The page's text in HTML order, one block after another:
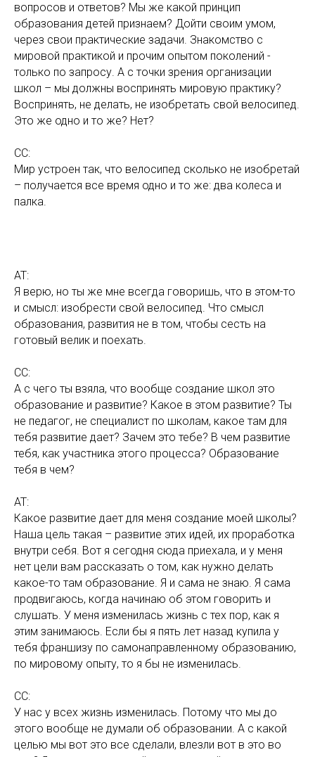
вопросов и ответов? Мы же какой принцип
образования детей признаем? Дойти своим умом,
через свои практические задачи. Знакомство с
мировой практикой и прочим опытом поколений -
только по запросу. А с точки зрения организации
школ – мы должны воспринять мировую практику?
Воспринять, не делать, не изобретать свой велосипед.
Это же одно и то же? Нет?
СС:
Мир устроен так, что велосипед сколько не изобретай
– получается все время одно и то же: два колеса и
палка.
АТ:
Я верю, но ты же мне всегда говоришь, что в этом-то
и смысл: изобрести свой велосипед. Что смысл
образования, развития не в том, чтобы сесть на
готовый велик и поехать.
СС:
А с чего ты взяла, что вообще создание школ это
образование и развитие? Какое в этом развитие? Ты
не педагог, не специалист по школам, какое там для
тебя развитие дает? Зачем это тебе? В чем развитие
тебя, как участника этого процесса? Образование
тебя в чем?
АТ:
Какое развитие дает для меня создание моей школы?
Наша цель такая – развитие этих идей, их проработка
внутри себя. Вот я сегодня сюда приехала, и у меня
нет цели вам рассказать о том, как нужно делать
какое-то там образование. Я и сама не знаю. Я сама
продвигаюсь, когда начинаю об этом говорить и
слушать. У меня изменилась жизнь с тех пор, как я
этим занимаюсь. Если бы я пять лет назад купила у
тебя франшизу по самонаправленному образованию,
по мировому опыту, то я бы не изменилась.
СС:
У нас у всех жизнь изменилась. Потому что мы до
этого вообще не думали об образовании. А с какой
целью мы вот это все сделали, влезли вот в это во